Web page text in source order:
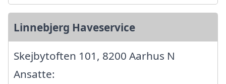
Linnebjerg Haveservice
Skejbytoften 101, 8200 Aarhus N
Ansatte: